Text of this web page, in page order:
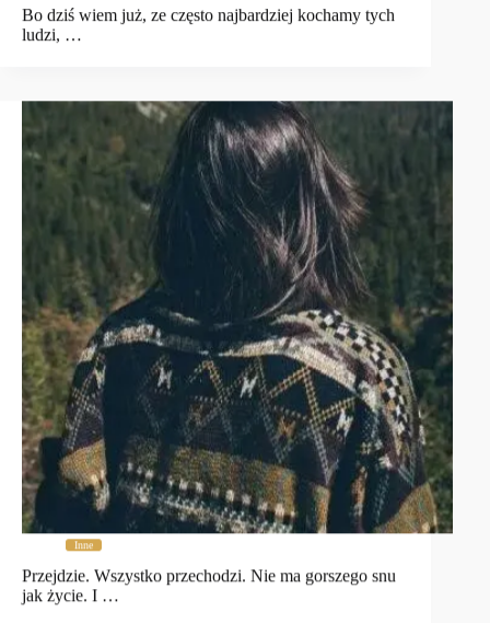
Bo dziś wiem już, ze często najbardziej kochamy tych
ludzi, …
Inne
Przejdzie. Wszystko przechodzi. Nie ma gorszego snu
jak życie. I …